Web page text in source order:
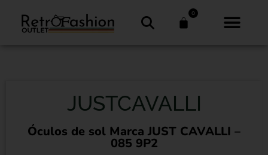
0
JUSTCAVALLI
Óculos de sol Marca JUST CAVALLI –
085 9P2